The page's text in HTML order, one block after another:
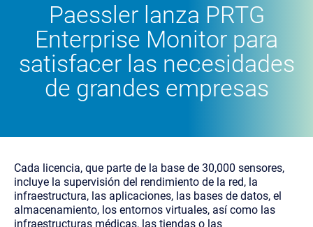
Paessler lanza PRTG
Enterprise Monitor para
satisfacer las necesidades
de grandes empresas
Cada licencia, que parte de la base de 30,000 sensores,
incluye la supervisión del rendimiento de la red, la
infraestructura, las aplicaciones, las bases de datos, el
almacenamiento, los entornos virtuales, así como las
infraestructuras médicas, las tiendas o las